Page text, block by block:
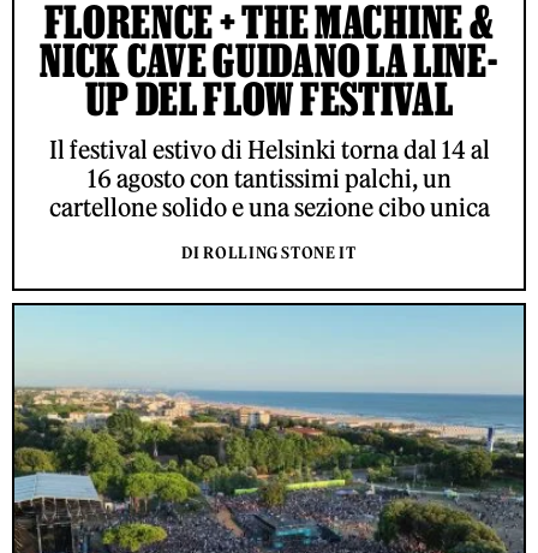
FLORENCE + THE MACHINE &
NICK CAVE GUIDANO LA LINE-
UP DEL FLOW FESTIVAL
Il festival estivo di Helsinki torna dal 14 al
16 agosto con tantissimi palchi, un
cartellone solido e una sezione cibo unica
DI ROLLING STONE IT